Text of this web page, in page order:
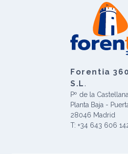
Forentia
S.L.
Pº de la
Planta Baja -
28046 Madrid
T: +34 643 606